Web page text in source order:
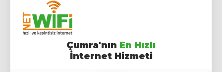
Çumra'nın En Hızlı
İnternet Hizmeti